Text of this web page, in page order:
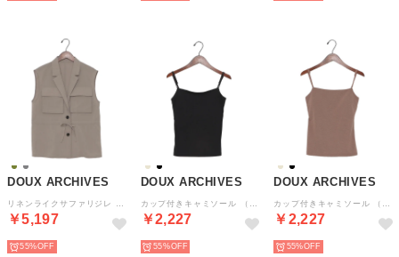
DOUX ARCHIVES
￥5,197
55%
DOUX ARCHIVES
￥2,227
55%
DOUX ARCHIVES
￥2,227
55%